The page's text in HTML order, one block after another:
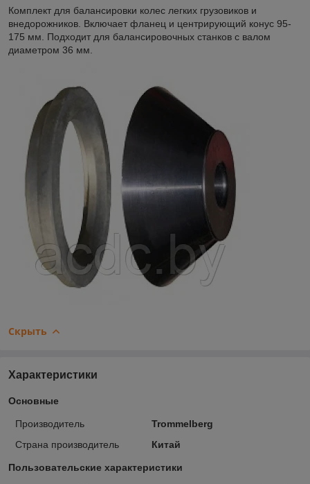
Комплект для балансировки колес легких грузовиков и
внедорожников. Включает фланец и центрирующий конус 95-
175 мм. Подходит для балансировочных станков с валом
диаметром 36 мм.
Скрыть
Характеристики
Основные
Производитель
Trommelberg
Страна производитель
Китай
Пользовательские характеристики